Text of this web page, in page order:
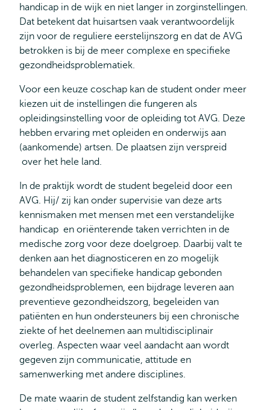
handicap in de wijk en niet langer in zorginstellingen.
Dat betekent dat huisartsen vaak verantwoordelijk
zijn voor de reguliere eerstelijnszorg en dat de AVG
betrokken is bij de meer complexe en specifieke
gezondheidsproblematiek.
Voor een keuze coschap kan de student onder meer
kiezen uit de instellingen die fungeren als
opleidingsinstelling voor de opleiding tot AVG. Deze
hebben ervaring met opleiden en onderwijs aan
(aankomende) artsen. De plaatsen zijn verspreid
over het hele land.
In de praktijk wordt de student begeleid door een
AVG. Hij/ zij kan onder supervisie van deze arts
kennismaken met mensen met een verstandelijke
handicap en oriënterende taken verrichten in de
medische zorg voor deze doelgroep. Daarbij valt te
denken aan het diagnosticeren en zo mogelijk
behandelen van specifieke handicap gebonden
gezondheidsproblemen, een bijdrage leveren aan
preventieve gezondheidszorg, begeleiden van
patiënten en hun ondersteuners bij een chronische
ziekte of het deelnemen aan multidisciplinair
overleg. Aspecten waar veel aandacht aan wordt
gegeven zijn communicatie, attitude en
samenwerking met andere disciplines.
De mate waarin de student zelfstandig kan werken